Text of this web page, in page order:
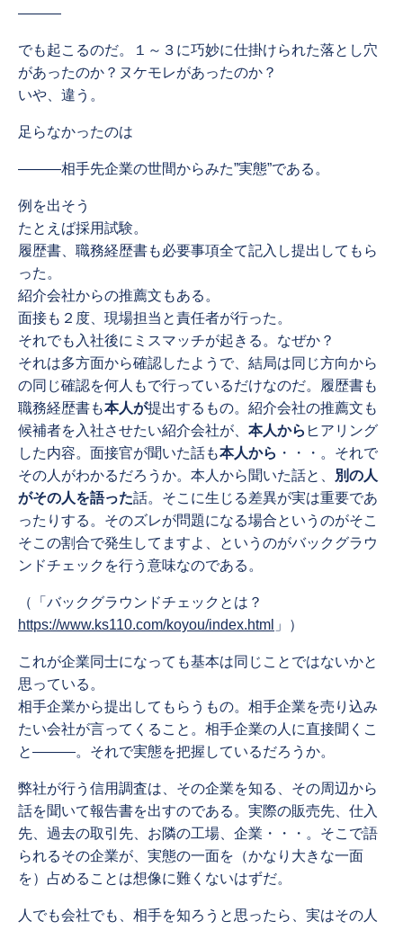
―――
でも起こるのだ。１～３に巧妙に仕掛けられた落とし穴
があったのか？ヌケモレがあったのか？
いや、違う。
足らなかったのは
―――相手先企業の世間からみた”実態”である。
例を出そう
たとえば採用試験。
履歴書、職務経歴書も必要事項全て記入し提出してもら
った。
紹介会社からの推薦文もある。
面接も２度、現場担当と責任者が行った。
それでも入社後にミスマッチが起きる。なぜか？
それは多方面から確認したようで、結局は同じ方向から
の同じ確認を何人もで行っているだけなのだ。履歴書も
職務経歴書も本人が提出するもの。紹介会社の推薦文も
候補者を入社させたい紹介会社が、 本人から ヒアリング
した内容。面接官が聞いた話も本人から ・・・。それで
その人がわかるだろうか。本人から聞いた話と、
別の人
がその人を語った話。そこに生じる差異が実は重要であ
ったりする。そのズレが問題になる場合というのがそこ
そこの割合で発生してますよ、というのがバックグラウ
ンドチェックを行う意味なのである。
（「バックグラウンドチェックとは？
https://www.ks110.com/koyou/index.html 」）
これが企業同士になっても基本は同じことではないかと
思っている。
相手企業から提出してもらうもの。相手企業を売り込み
たい会社が言ってくること。相手企業の人に直接聞くこ
と―――。それで実態を把握しているだろうか。
弊社が行う信用調査は、その企業を知る、その周辺から
話を聞いて報告書を出すのである。実際の販売先、仕入
先、過去の取引先、お隣の工場、企業・・・。そこで語
られるその企業が、実態の一面を（かなり大きな一面
を）占めることは想像に難くないはずだ。
人でも会社でも、相手を知ろうと思ったら、実はその人